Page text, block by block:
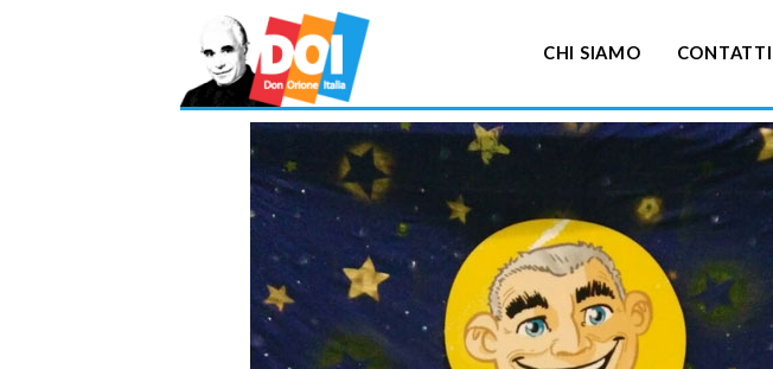
CHI SIAMO CONTATTI